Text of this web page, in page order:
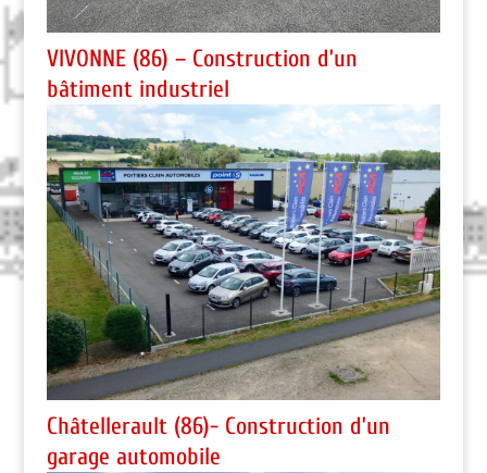
VIVONNE (86) – Construction d’un
bâtiment industriel
Châtellerault (86)- Construction d’un
garage automobile